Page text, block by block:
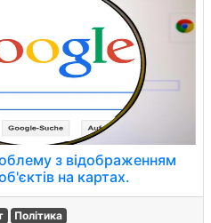
з відображенням
на картах.
Політика